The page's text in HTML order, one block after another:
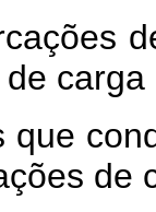
que
de